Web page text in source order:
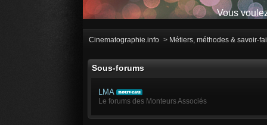
Vous
Cinematographie.info > Métiers, méthodes & savoir-
Sous-forums
LMA
Le forums des Monteurs Associés